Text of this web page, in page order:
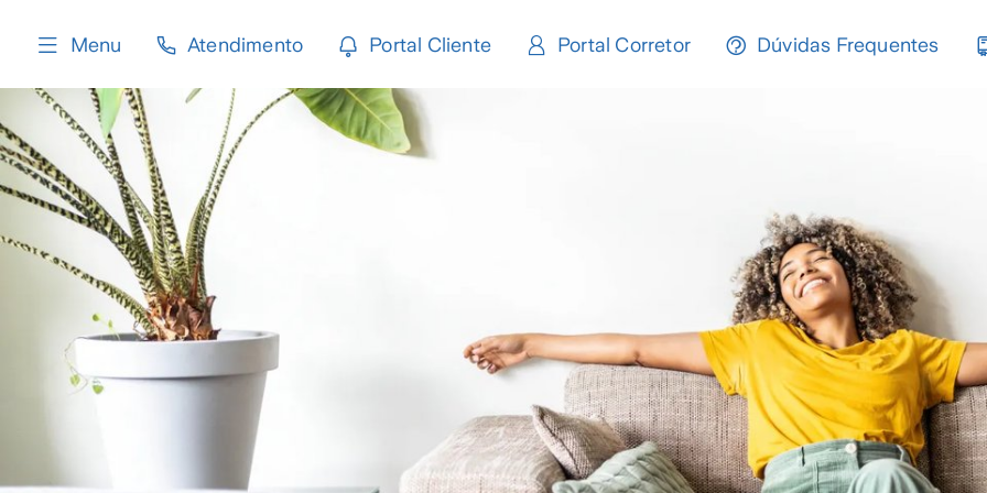
Menu Atendimento Portal Cliente Portal Corretor Dúvidas Frequentes